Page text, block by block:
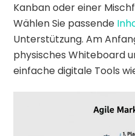
Kanban oder einer
Wählen Sie passende
Unterstützung. Am
physisches Whiteboard
einfache digitale Tools